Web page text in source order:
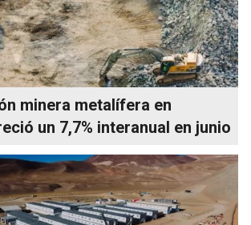
minera metalífera en
un 7,7% interanual en junio